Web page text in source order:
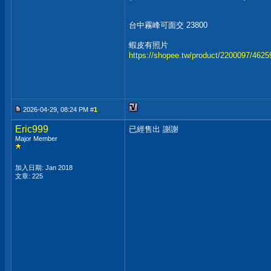
台中霧峰可面交 23800
蝦皮有照片
https://shopee.tw/product/2200097/
2026-04-29, 08:24 PM #1
Eric999
Major Member
加入日期: Jan 2018
文章: 225
已經售出 謝謝